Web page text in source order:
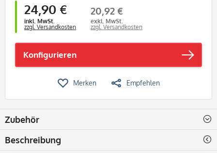
24,90 €
inkl. MwSt.
zzgl. Versandkosten
20,92 €
exkl. MwSt.
zzgl. Versandkosten
Konfigurieren
Merken Empfehlen
Zubehör
Beschreibung